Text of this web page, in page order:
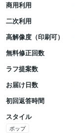
商用利用
二次利用
高解像度（印刷可）
無料修正回数
ラフ提案数
お届け日数
初回返答時間
スタイル
ポップ